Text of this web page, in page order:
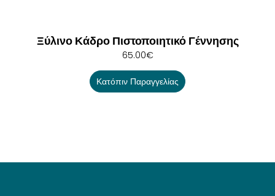
Ξύλινο Κάδρο Πιστοποιητικό Γέννησης
65.00€
Κατόπιν Παραγγελίας